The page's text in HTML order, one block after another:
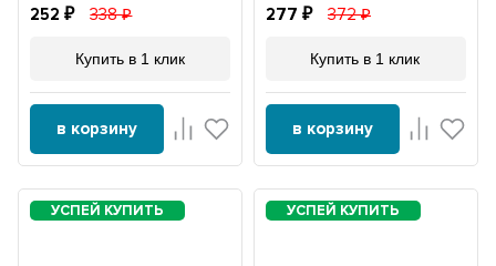
252 338
Купить в 1 клик
в корзину
277 372
Купить в 1 клик
в корзину